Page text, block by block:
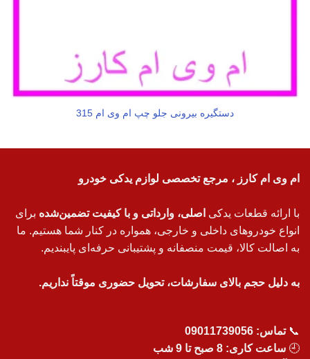
دستگیره بیرونی جلو چپ ام وی ام 315
ام وی ام کارز ، مرجع تخصصی لوازم یدکی خودرو
با ارائه قطعات یدکی اصلی، وارداتی و با کیفیت تضمین‌شده برای
انواع خودروهای داخلی و خارجی، همواره در کنار شما هستیم. ما
به اصالت کالا، قیمت منصفانه و پشتیبانی حرفه‌ای پایبندیم.
به دلیل حجم بالای سفارشات، تحویل حضوری موقتاً نداریم.
📞تماس: 09011739056
🕘 ساعت کاری: 8 صبح تا 9 شب